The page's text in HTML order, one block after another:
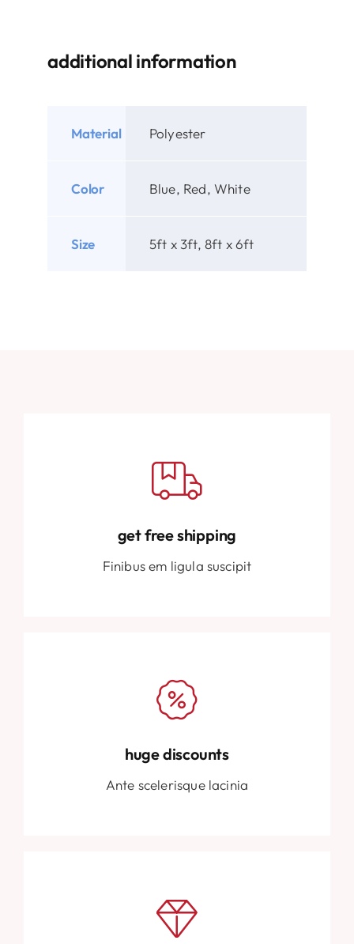
additional information
Material Polyester
Color Blue, Red, White
Size 5ft x 3ft, 8ft x 6ft
get free shipping
Finibus em ligula suscipit
huge discounts
Ante scelerisque lacinia